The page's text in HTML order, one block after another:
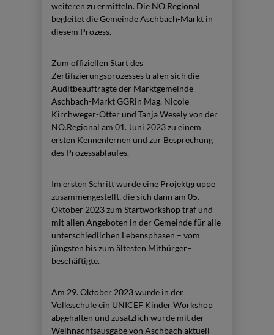
weiteren zu ermitteln. Die NÖ.Regional
begleitet die Gemeinde Aschbach-Markt in
diesem Prozess.
Zum offiziellen Start des
Zertifizierungsprozesses trafen sich die
Auditbeauftragte der Marktgemeinde
Aschbach-Markt GGRin Mag. Nicole
Kirchweger-Otter und Tanja Wesely von der
NÖ.Regional am 01. Juni 2023 zu einem
ersten Kennenlernen und zur Besprechung
des Prozessablaufes.
Im ersten Schritt wurde eine Projektgruppe
zusammengestellt, die sich dann am 05.
Oktober 2023 zum Startworkshop traf und
mit allen Angeboten in der Gemeinde für alle
unterschiedlichen Lebensphasen – vom
jüngsten bis zum ältesten Mitbürger–
beschäftigte.
Am 29. Oktober 2023 wurde in der
Volksschule ein UNICEF Kinder Workshop
abgehalten und zusätzlich wurde mit der
Weihnachtsausgabe von Aschbach aktuell